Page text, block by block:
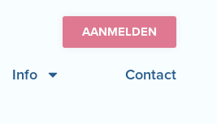
AANMELDEN
Info Contact